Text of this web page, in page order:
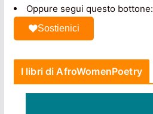
Oppure segui questo bottone:
Sostienici
I libri di AfroWomenPoetry